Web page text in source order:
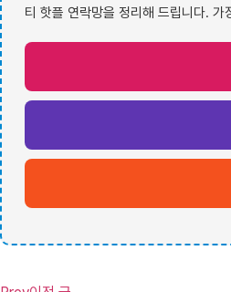
티 핫플 연락망을 정리해 드립니다. 가